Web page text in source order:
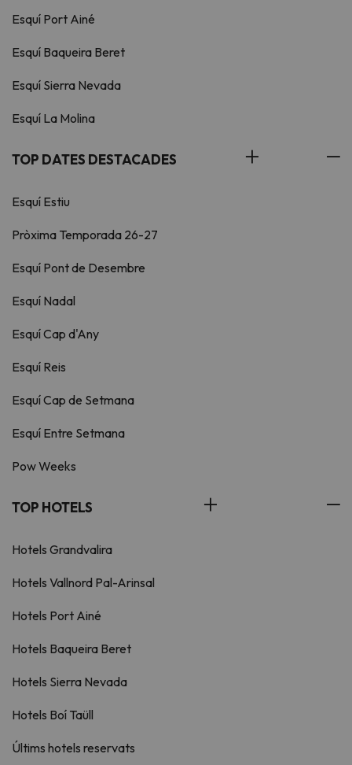
Esquí Port Ainé
Esquí Baqueira Beret
Esquí Sierra Nevada
Esquí La Molina
TOP DATES DESTACADES
Esquí Estiu
Pròxima Temporada 26-27
Esquí Pont de Desembre
Esquí Nadal
Esquí Cap d'Any
Esquí Reis
Esquí Cap de Setmana
Esquí Entre Setmana
Pow Weeks
TOP HOTELS
Hotels Grandvalira
Hotels Vallnord Pal-Arinsal
Hotels Port Ainé
Hotels Baqueira Beret
Hotels Sierra Nevada
Hotels Boí Taüll
Últims hotels reservats